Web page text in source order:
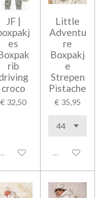
JF |
es
rib
croco
€ 32,50
Little
Adventu
re
Boxpakj
e
Strepen
Pistache
€ 35,95